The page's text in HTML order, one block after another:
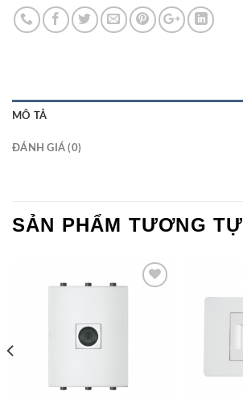
MÔ TẢ
ĐÁNH GIÁ (0)
SẢN PHẨM TƯƠNG TỰ